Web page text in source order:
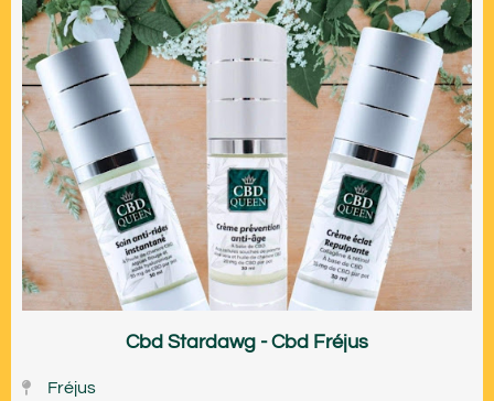
Cbd Stardawg - Cbd Fréjus
Fréjus